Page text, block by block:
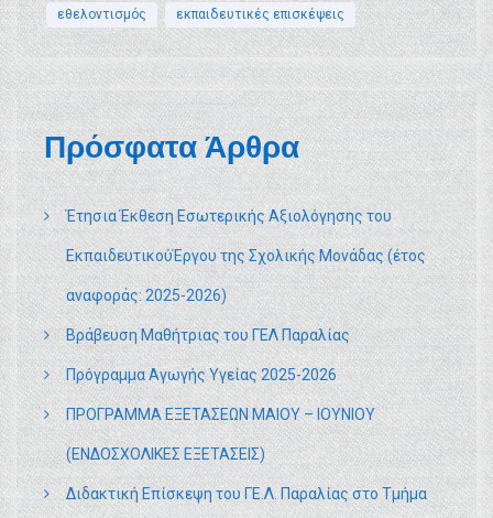
εθελοντισμός
εκπαιδευτικές επισκέψεις
Πρόσφατα Άρθρα
Έτησια Έκθεση Εσωτερικής Αξιολόγησης του
ΕκπαιδευτικούΈργου της Σχολικής Μονάδας (έτος
αναφοράς: 2025-2026)
Βράβευση Μαθήτριας του ΓΕΛ Παραλίας
Πρόγραμμα Αγωγής Υγείας 2025-2026
ΠΡΟΓΡΑΜΜΑ ΕΞΕΤΑΣΕΩΝ ΜΑΙΟΥ – ΙΟΥΝΙΟΥ
(ΕΝΔΟΣΧΟΛΙΚΕΣ ΕΞΕΤΑΣΕΙΣ)
Διδακτική Επίσκεψη του ΓΕ.Λ. Παραλίας στο Τμήμα